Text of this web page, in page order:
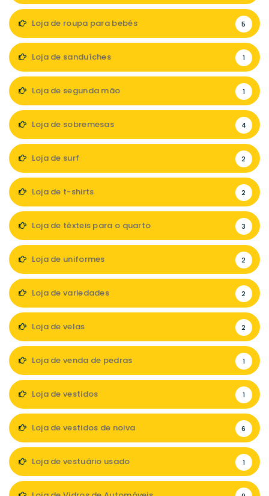
Loja de roupa para bebés 5
Loja de sanduíches 1
Loja de segunda mão 1
Loja de sobremesas 4
Loja de surf 2
Loja de t-shirts 2
Loja de têxteis para o quarto 3
Loja de uniformes 2
Loja de variedades 2
Loja de velas 2
Loja de venda de pedras 1
Loja de vestidos 1
Loja de vestidos de noiva 6
Loja de vestuário usado 1